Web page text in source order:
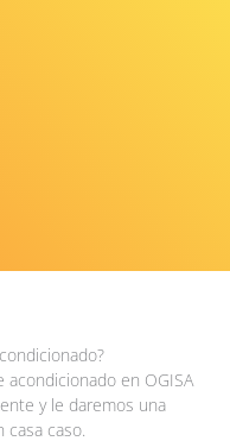
en OGISA
y le daremos una
casa caso.